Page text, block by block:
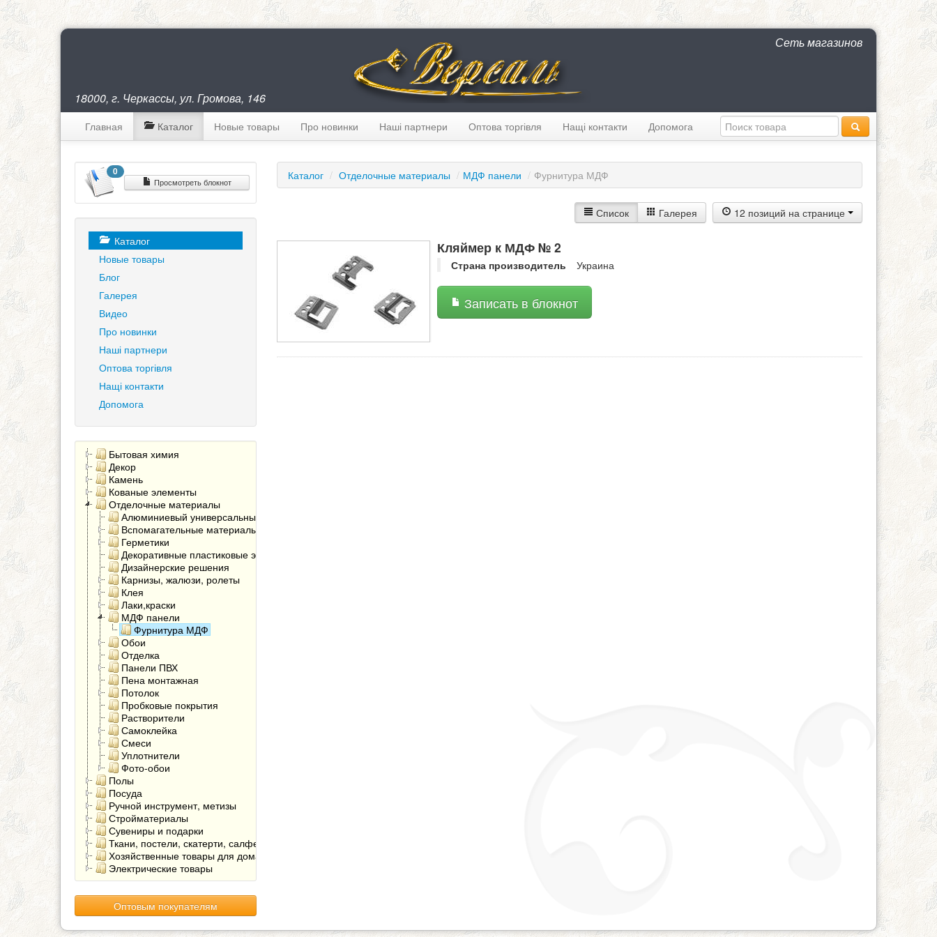
Сеть магазинов
18000, г. Черкассы, ул. Громова, 146
Главная Каталог Новые товары Про новинки Наші партнери Оптова торгівля Нащі контакти Допомога
0
Просмотреть блокнот
Каталог
Новые товары
Блог
Галерея
Видео
Про новинки
Наші партнери
Оптова торгівля
Нащі контакти
Допомога
Бытовая химия
Декор
Камень
Кованые элементы
Отделочные материалы
Алюминиевый универсальный угол
Вспомагательные материалы
Герметики
Декоративные пластиковые элементы
Дизайнерские решения
Карнизы, жалюзи, ролеты
Клея
Лаки,краски
МДФ панели
Фурнитура МДФ
Обои
Отделка
Панели ПВХ
Пена монтажная
Потолок
Пробковые покрытия
Растворители
Самоклейка
Смеси
Уплотнители
Фото-обои
Полы
Посуда
Ручной инструмент, метизы
Стройматериалы
Сувениры и подарки
Ткани, постели, скатерти, салфетки
Хозяйственные товары для дома
Электрические товары
Оптовым покупателям
Каталог / Отделочные материалы / МДФ панели / Фурнитура МДФ
Список Галерея 12 позиций на странице
Кляймер к МДФ № 2
Страна производитель Украина
Записать в блокнот